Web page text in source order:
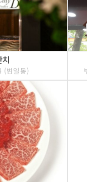
(범일동)